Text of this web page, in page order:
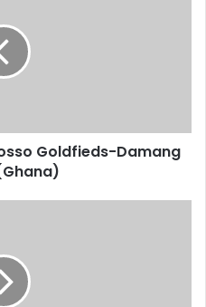
Goldfieds-Damang